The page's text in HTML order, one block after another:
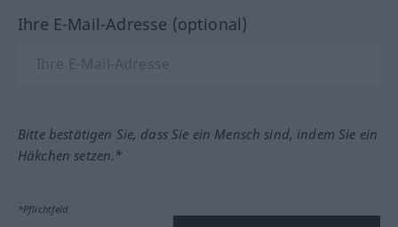
Ihre E-Mail-Adresse (optional)
Bitte bestätigen Sie, dass Sie ein Mensch sind, indem Sie ein
Häkchen setzen.*
*Pflichtfeld